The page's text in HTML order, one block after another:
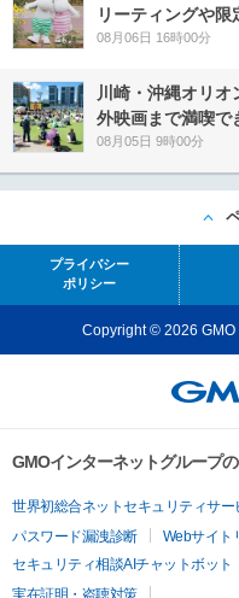
リーティングや限
08月06日 16時00分
川崎・沖縄オリ
外映画まで満喫で
08月05日 9時00分
プライバシー
ポリシー
Copyright © 2026 GMO
GMOインターネットグループ
世界初総合ネットセキュリティサー
パスワード漏洩診断
Webサイト
セキュリティ相談AIチャットボット
実在証明・盗聴対策